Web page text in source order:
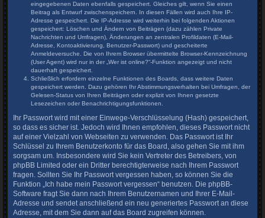
eingegebenen Daten ebenfalls gespeichert. Gleiches gilt, wenn Sie einen
Beitrag als Entwurf zwischenspeichern. In diesen Fällen wird auch Ihre IP-
Adresse gespeichert. Die IP-Adresse wird weiterhin bei folgenden Aktionen
gespeichert: Löschen und Ändern von Beiträgen (dazu zählen Private
Nachrichten und Umfragen), Änderungen an zentralen Profildaten (E-Mail-
Adresse, Kontoaktivierung, Benutzer-Passwort) und gescheiterte
Anmeldeversuche. Die von Ihrem Browser übermittelte Browser-Kennzeichnung
(User Agent) wird nur in der „Wer ist online?“-Funktion angezeigt und nicht
dauerhaft gespeichert.
Schließlich erfordern einzelne Funktionen des Boards, dass weitere Daten
gespeichert werden. Dazu gehören Ihr Abstimmungsverhalten bei Umfragen, der
Gelesen-Status von Ihren Beiträgen oder explizit von Ihnen gesetzte
Lesezeichen oder Benachrichtigungsfunktionen.
Ihr Passwort wird mit einer Einwege-Verschlüsselung (Hash) gespeichert,
so dass es sicher ist. Jedoch wird Ihnen empfohlen, dieses Passwort nicht
auf einer Vielzahl von Webseiten zu verwenden. Das Passwort ist Ihr
Schlüssel zu Ihrem Benutzerkonto für das Board, also gehen Sie mit ihm
sorgsam um. Insbesondere wird Sie kein Vertreter des Betreibers, von
phpBB Limited oder ein Dritter berechtigterweise nach Ihrem Passwort
fragen. Sollten Sie Ihr Passwort vergessen haben, so können Sie die
Funktion „Ich habe mein Passwort vergessen“ benutzen. Die phpBB-
Software fragt Sie dann nach Ihrem Benutzernamen und Ihrer E-Mail-
Adresse und sendet anschließend ein neu generiertes Passwort an diese
Adresse, mit dem Sie dann auf das Board zugreifen können.